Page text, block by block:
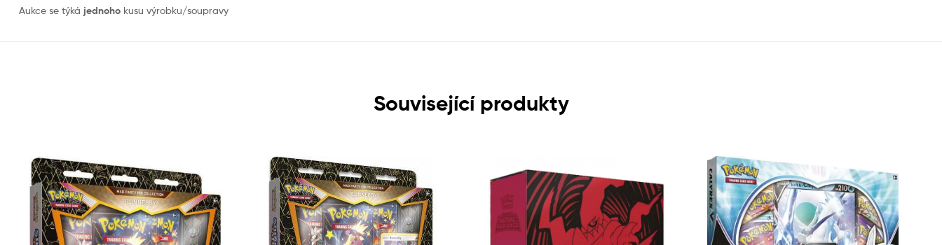
Aukce se týká jednoho kusu výrobku/soupravy
Související produkty